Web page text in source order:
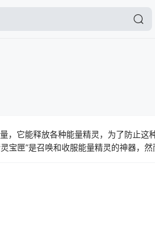
，它能释放各种能量精灵，为了防止这
宝匣”是召唤和收服能量精灵的神器，